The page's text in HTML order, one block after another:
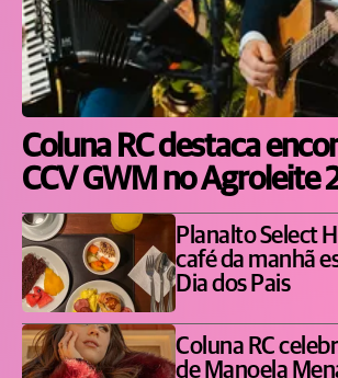
Coluna RC destaca
CCV GWM no Agroleite
Planalto Select
café da manhã
Dia dos Pais
Coluna RC
de Manoela